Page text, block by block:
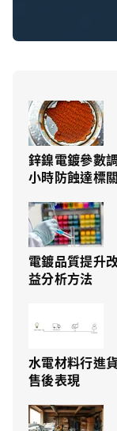
鋅鎳電鍍參數
小時防蝕達標
電鍍品質提升
益分析方法
水電材料行進
售後表現